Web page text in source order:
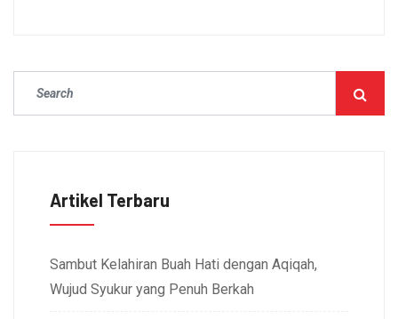
Artikel Terbaru
Sambut Kelahiran Buah Hati dengan Aqiqah,
Wujud Syukur yang Penuh Berkah